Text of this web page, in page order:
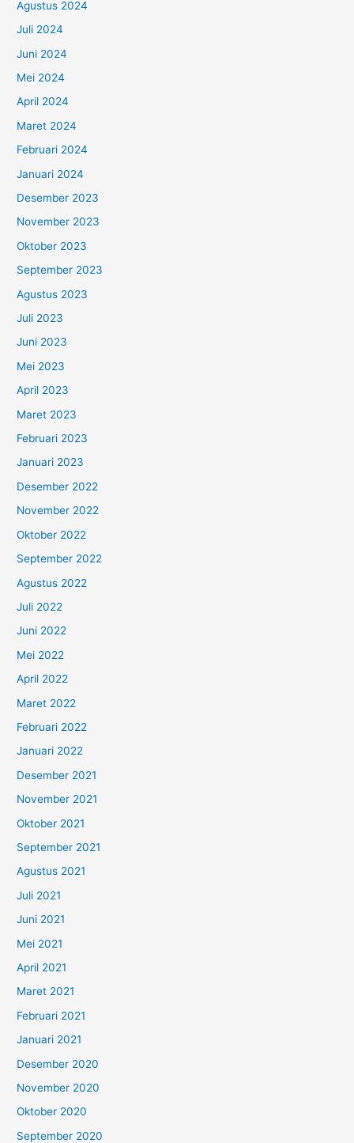
Agustus 2024
Juli 2024
Juni 2024
Mei 2024
April 2024
Maret 2024
Februari 2024
Januari 2024
Desember 2023
November 2023
Oktober 2023
September 2023
Agustus 2023
Juli 2023
Juni 2023
Mei 2023
April 2023
Maret 2023
Februari 2023
Januari 2023
Desember 2022
November 2022
Oktober 2022
September 2022
Agustus 2022
Juli 2022
Juni 2022
Mei 2022
April 2022
Maret 2022
Februari 2022
Januari 2022
Desember 2021
November 2021
Oktober 2021
September 2021
Agustus 2021
Juli 2021
Juni 2021
Mei 2021
April 2021
Maret 2021
Februari 2021
Januari 2021
Desember 2020
November 2020
Oktober 2020
September 2020